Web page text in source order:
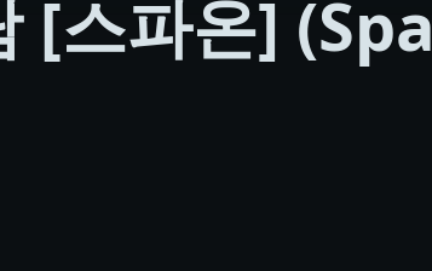
[스파온] (Spa